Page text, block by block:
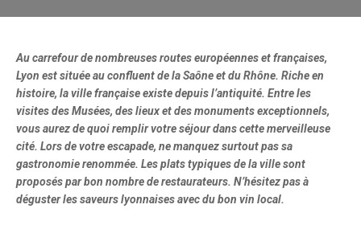
Au carrefour de nombreuses routes européennes et françaises,
Lyon est située au confluent de la Saône et du Rhône. Riche en
histoire, la ville française existe depuis l’antiquité. Entre les
visites des Musées, des lieux et des monuments exceptionnels,
vous aurez de quoi remplir votre séjour dans cette merveilleuse
cité. Lors de votre escapade, ne manquez surtout pas sa
gastronomie renommée. Les plats typiques de la ville sont
proposés par bon nombre de restaurateurs. N’hésitez pas à
déguster les saveurs lyonnaises avec du bon vin local.